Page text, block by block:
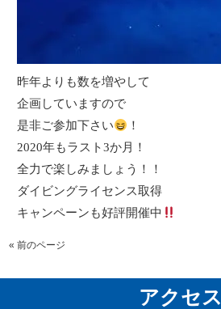
昨年よりも数を増やして
企画していますので
是非ご参加下さい
！
2020年もラスト3か月！
全力で楽しみましょう！！
ダイビングライセンス取得
キャンペーンも好評開催中
« 前のページ
アクセス